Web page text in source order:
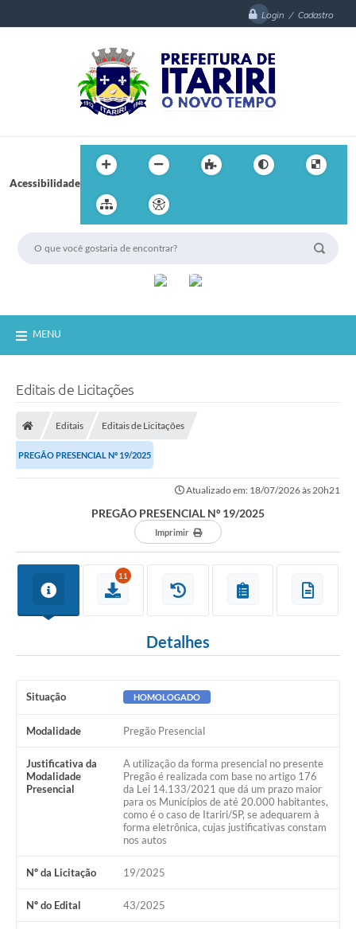
Login / Cadastro
Acessibilidade
MENU
Editais de Licitações
Editais Editais de Licitações
PREGÃO PRESENCIAL Nº 19/2025
Atualizado em: 18/07/2026 às 20h21
PREGÃO PRESENCIAL Nº 19/2025
Imprimir
11
Detalhes
Situação HOMOLOGADO
Modalidade Pregão Presencial
Justificativa da
Modalidade
Presencial
A utilização da forma presencial no presente
Pregão é realizada com base no artigo 176
da Lei 14.133/2021 que dá um prazo maior
para os Municípios de até 20.000 habitantes,
como é o caso de Itariri/SP, se adequarem à
forma eletrônica, cujas justificativas constam
nos autos
Nº da Licitação 19/2025
Nº do Edital 43/2025